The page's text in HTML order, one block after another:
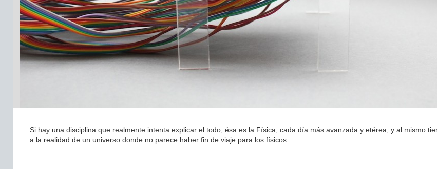
Si hay una disciplina que realmente intenta explicar el todo, ésa es la Física, cada día más avanzada y etérea, y al mismo
a la realidad de un universo donde no parece haber fin de viaje para los físicos.